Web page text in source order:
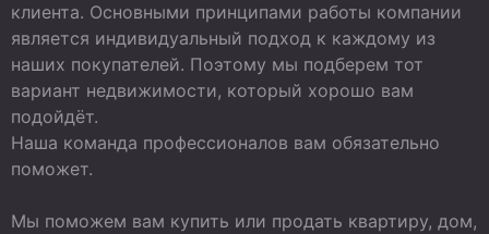
клиента. Основными принципами работы компании
является индивидуальный подход к каждому из
наших покупателей. Поэтому мы подберем тот
вариант недвижимости, который хорошо вам
подойдёт.
Наша команда профессионалов вам обязательно
поможет.
Мы поможем вам купить или продать квартиру, дом,